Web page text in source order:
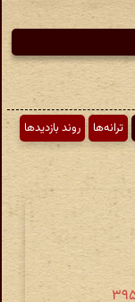
ترانه‌ها
روند بازدیدها